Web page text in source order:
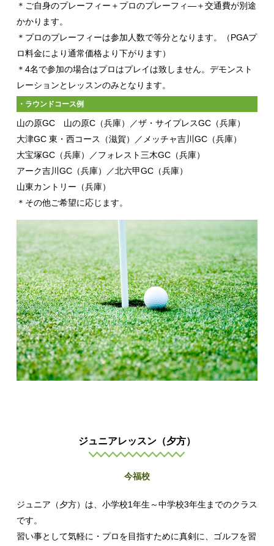
＊ご自身のプレーフィー＋プロのプレーフィ―＋交通費が別途
かかります。
＊プロのプレーフィーは参加人数で等分となります。（PGAプ
ロ料金により通常価格より下がります）
＊4名で参加の場合はプロはプレイは致しません。デモンスト
レーションとレッスンのみとなります。
・ラウンドコース例
山の原GC 山の原C（兵庫）／ザ・サイプレスGC（兵庫）
大津GC 東・西コース（滋賀）／メッチャ吉川GC（兵庫）
大宝塚GC（兵庫）／フォレスト三木GC（兵庫）
アーク吉川GC（兵庫）／北六甲GC（兵庫）
山東カントリー（兵庫）
＊その他ご希望に応じます。
ジュニアレッスン（夕方）
今福校
ジュニア（夕方）は、小学校1年生～中学校3年生までのクラス
です。
習い事として気軽に・プロを目指すために真剣に、ゴルフを習